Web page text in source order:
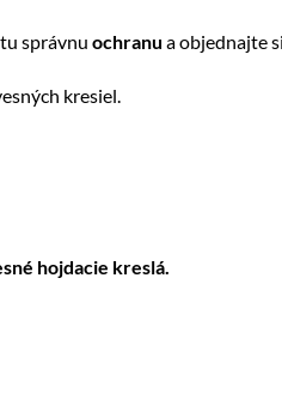
správnu ochranu a objednajte
kresiel.
hojdacie kreslá.